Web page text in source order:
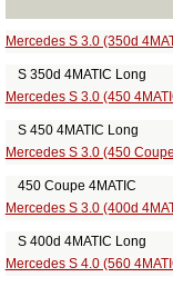
Mercedes S 3.0 (350d
S 350d 4MATIC Long
Mercedes S 3.0 (450
S 450 4MATIC Long
Mercedes S 3.0 (450
450 Coupe 4MATIC
Mercedes S 3.0 (400d
S 400d 4MATIC Long
Mercedes S 4.0 (560